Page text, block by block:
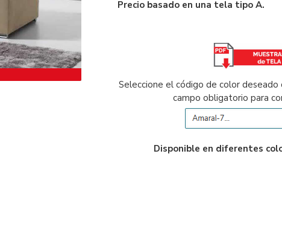
Precio basado en una tela tipo A.
Seleccione el código de color
campo obligatorio para
Disponible en diferentes